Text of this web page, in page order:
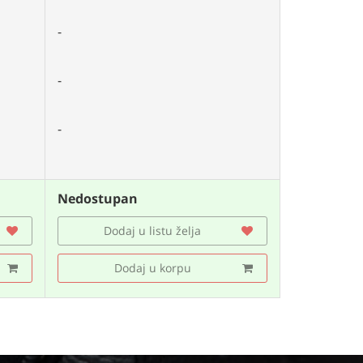
-
-
-
Nedostupan
Dodaj u listu želja
Dodaj u korpu